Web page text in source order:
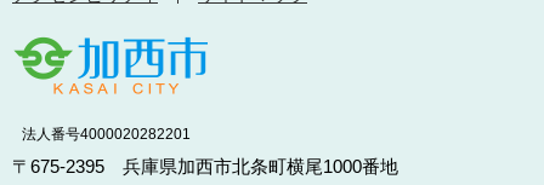
法人番号4000020282201
〒675-2395 兵庫県加西市北条町横尾1000番地